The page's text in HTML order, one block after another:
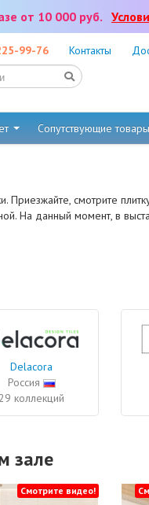
от 10 000 руб.
99-76 Контакты
Сопутствующие товары
Приезжайте, смотрите
На данный момент, в
Delacora
Россия
коллекций
зале
Смотрите видео!